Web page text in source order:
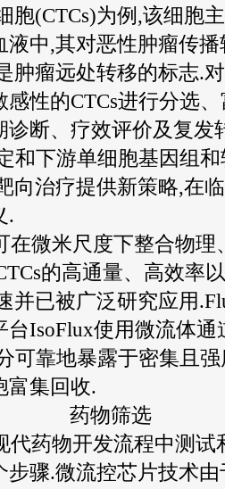
胞(CTCs)为例,该细胞
液中,其对恶性肿瘤传
肿瘤远处转移的标志.
感性的CTCs进行分选
诊断、疗效评价及复发
和下游单细胞基因组
向治疗提供新策略,在
.
微米尺度下整合物理
的高通量、高效率
并已被广泛研究应用
台IsoFlux使用微流体
可靠地暴露于密集且
富集回收.
药物筛选
药物开发流程中测试
步骤.微流控芯片技术